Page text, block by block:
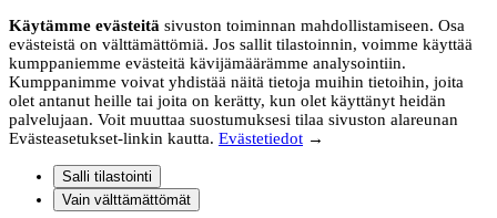
Käytämme evästeitä sivuston toiminnan mahdollistamiseen. Osa
evästeistä on välttämättömiä. Jos sallit tilastoinnin, voimme käyttää
kumppaniemme evästeitä kävijämäärämme analysointiin.
Kumppanimme voivat yhdistää näitä tietoja muihin tietoihin, joita
olet antanut heille tai joita on kerätty, kun olet käyttänyt heidän
palvelujaan. Voit muuttaa suostumuksesi tilaa sivuston alareunan
Evästeasetukset-linkin kautta. Evästetiedot →
Salli tilastointi
Vain välttämättömät